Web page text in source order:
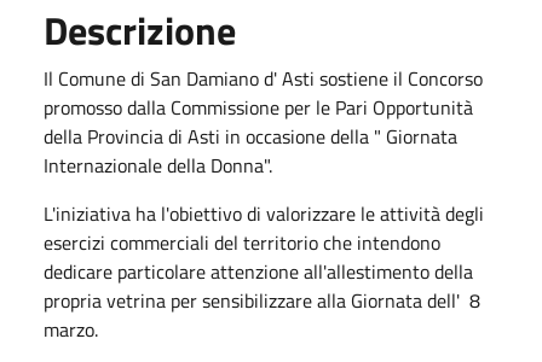
Descrizione
Il Comune di San Damiano d' Asti sostiene il Concorso
promosso dalla Commissione per le Pari Opportunità
della Provincia di Asti in occasione della " Giornata
Internazionale della Donna".
L'iniziativa ha l'obiettivo di valorizzare le attività degli
esercizi commerciali del territorio che intendono
dedicare particolare attenzione all'allestimento della
propria vetrina per sensibilizzare alla Giornata dell' 8
marzo.